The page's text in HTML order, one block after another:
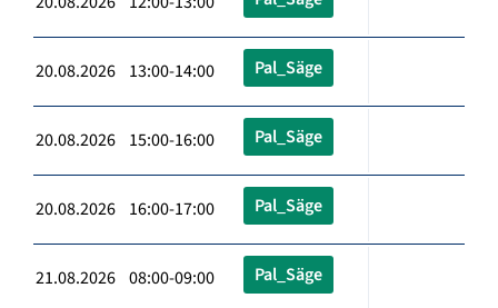
20.08.2026 13:00-14:00 Pal_Säge
20.08.2026 15:00-16:00 Pal_Säge
20.08.2026 16:00-17:00 Pal_Säge
21.08.2026 08:00-09:00 Pal_Säge